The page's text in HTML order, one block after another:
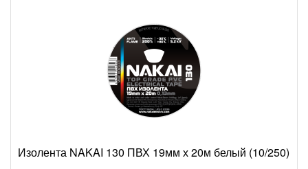
Изолента NAKAI 130 ПВХ 19мм х 20м белый (10/250)